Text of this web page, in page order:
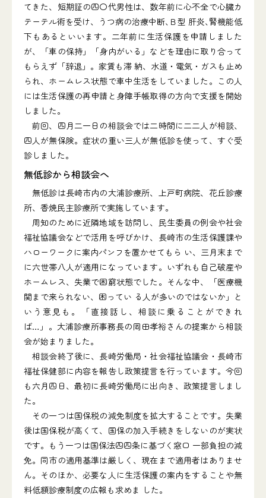
てきた、短期証の四〇代男性は、数年前に心不全で心臓カ
テーテル術を受け、うつ病の治療中断､Ｂ型 肝炎､腎機能低
下もあるといいます。二年前に生活保護を申請しました
が、「車の保持」「身内がいる」などを理由に取り合って
もらえず「辞退」。家賃も滞 納、水道・電気・ガスも止め
られ、ホームレス状態で車中生活をしていました。この人
には生活保護の再申請と身障手帳取得の方向で支援を開始
しました。
前回、四月二一日の相談会では二時間に二二人が相談、
四人が無保険。症状の重い三人が無低診を使って、すぐ受
診しました。
無低診から相談会へ
無低診は長崎市内の大浦診療所、上戸町病院、花丘診療
所、香焼民主診療所で実施しています。
周知のために近隣地域を訪問し、民生委員の例会や社会
福祉協議会などで活用を呼びかけ、長崎市の生活保護課や
ハローワークに案内パンフを置かせてもら い、三月末まで
に六世帯八人が適用になっています。いずれも自己破産や
ホームレス、失業で困窮状態でした。そんな中、「医療機
関まで来られない、困ってい る人が多いのではないか」と
いう意見も。「直接話し、相談に乗ることができれ
ば…」。大浦診療所事務長の岡田孝裕さんの提案から相談
会が始まりました。
相談会終了後に、長崎労働局・社会福祉協議会・長崎市
福祉保健部に内容を報告し政策提言を行っています。今回
も六月四日、最初に長崎労働局に出向き、政策提言しまし
た。
その一つは国保税の減免制度を拡大することです。失業
後は国保税が高くて、国保の加入手続きをしないのが実状
です。もう一つは国保法四四条に基づく窓口 一部負担の減
免。同市の適用基準は厳しく、現在まで適用者はありませ
ん。そのほか、必要な人に生活保護の案内をすることや無
料低額診療制度の広報も求めま した。